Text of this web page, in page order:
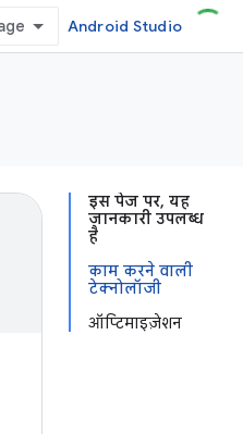
Android Studio
इस पेज पर, यह
जानकारी उपलब्ध
है
काम करने वाली
टेक्नोलॉजी
ऑप्टिमाइज़ेशन